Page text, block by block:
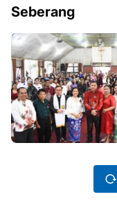
Seberang
DODO